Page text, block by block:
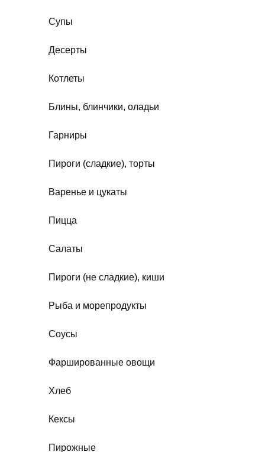
Супы
Десерты
Котлеты
Блины, блинчики, оладьи
Гарниры
Пироги (сладкие), торты
Варенье и цукаты
Пицца
Салаты
Пироги (не сладкие), киши
Рыба и морепродукты
Соусы
Фаршированные овощи
Хлеб
Кексы
Пирожные